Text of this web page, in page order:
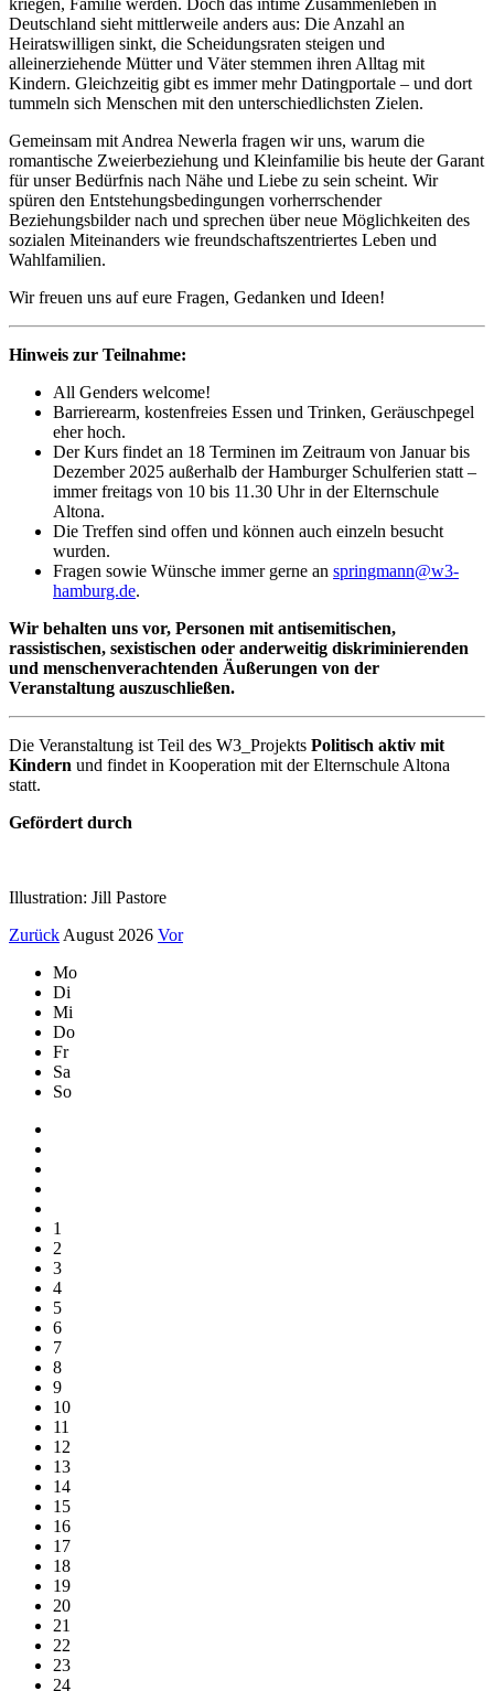
Deutschland sieht mittlerweile anders aus: Die Anzahl an
Heiratswilligen sinkt, die Scheidungsraten steigen und
alleinerziehende Mütter und Väter stemmen ihren Alltag mit
Kindern. Gleichzeitig gibt es immer mehr Datingportale – und dort
tummeln sich Menschen mit den unterschiedlichsten Zielen.
Gemeinsam mit Andrea Newerla fragen wir uns, warum die
romantische Zweierbeziehung und Kleinfamilie bis heute der Garant
für unser Bedürfnis nach Nähe und Liebe zu sein scheint. Wir
spüren den Entstehungsbedingungen vorherrschender
Beziehungsbilder nach und sprechen über neue Möglichkeiten des
sozialen Miteinanders wie freundschaftszentriertes Leben und
Wahlfamilien.
Wir freuen uns auf eure Fragen, Gedanken und Ideen!
Hinweis zur Teilnahme:
All Genders welcome!
Barrierearm, kostenfreies Essen und Trinken, Geräuschpegel
eher hoch.
Der Kurs findet an 18 Terminen im Zeitraum von Januar bis
Dezember 2025 außerhalb der Hamburger Schulferien statt –
immer freitags von 10 bis 11.30 Uhr in der Elternschule
Altona.
Die Treffen sind offen und können auch einzeln besucht
wurden.
Fragen sowie Wünsche immer gerne an springmann@w3-
hamburg.de.
Wir behalten uns vor, Personen mit antisemitischen,
rassistischen, sexistischen oder anderweitig diskriminierenden
und menschenverachtenden Äußerungen von der
Veranstaltung auszuschließen.
Die Veranstaltung ist Teil des W3_Projekts Politisch aktiv mit
Kindern und findet in Kooperation mit der Elternschule Altona
statt.
Gefördert durch
Illustration: Jill Pastore
Zurück August 2026 Vor
Mo
Di
Mi
Do
Fr
Sa
So
1
2
3
4
5
6
7
8
9
10
11
12
13
14
15
16
17
18
19
20
21
22
23
24